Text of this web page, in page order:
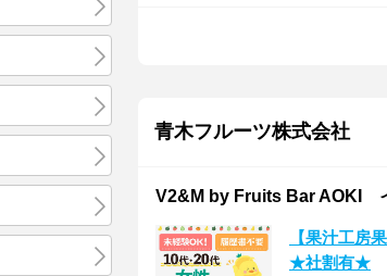
青木フルーツ株式会社
V2&M by Fruits Bar AOKI
【果汁工房
★社割有★